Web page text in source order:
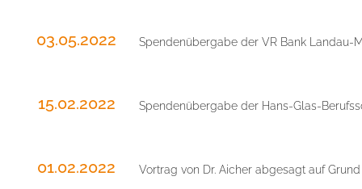
03.05.2022 Spendenübergabe der VR Bank Landau-
15.02.2022 Spendenübergabe der Hans-Glas-
01.02.2022 Vortrag von Dr. Aicher abgesagt auf